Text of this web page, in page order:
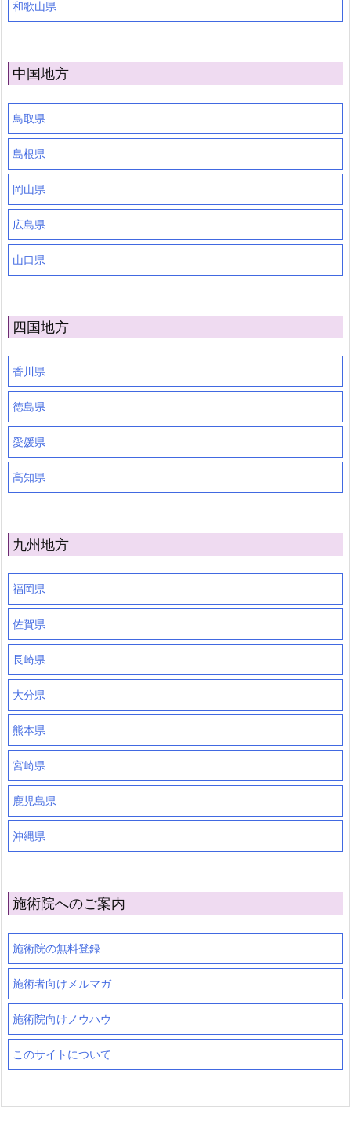
和歌山県
中国地方
鳥取県
島根県
岡山県
広島県
山口県
四国地方
香川県
徳島県
愛媛県
高知県
九州地方
福岡県
佐賀県
長崎県
大分県
熊本県
宮崎県
鹿児島県
沖縄県
施術院へのご案内
施術院の無料登録
施術者向けメルマガ
施術院向けノウハウ
このサイトについて